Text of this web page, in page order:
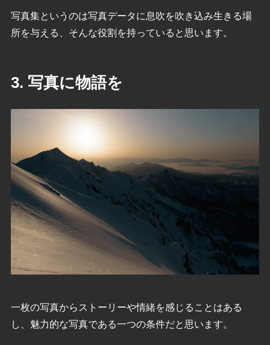
写真集というのは写真データに息吹を吹き込み生きる場
所を与える、そんな役割を持っていると思います。
3. 写真に物語を
一枚の写真からストーリーや情緒を感じることはある
し、魅力的な写真である一つの条件だと思います。